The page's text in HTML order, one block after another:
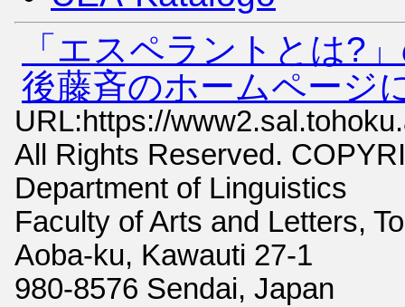
「エスペラントとは?
後藤斉のホームページ
URL:https://
All Rights Reserved.
Department of Linguistics
Faculty of Arts and Letters,
Aoba-ku, Kawauti 27-1
980-8576 Sendai, Japan